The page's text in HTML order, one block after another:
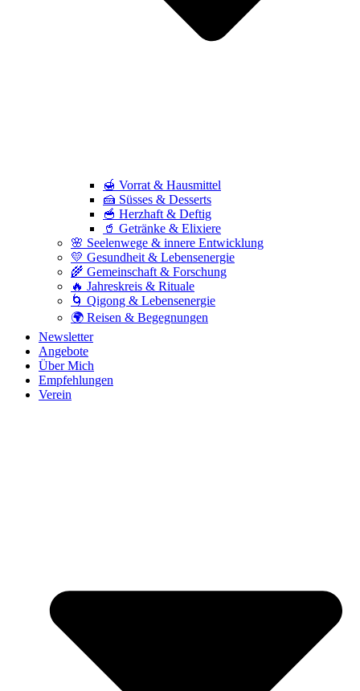
🍯 Vorrat & Hausmittel
🍰 Süsses & Desserts
🥣 Herzhaft & Deftig
🥤 Getränke & Elixiere
🌸 Seelenwege & innere Entwicklung
💛 Gesundheit & Lebensenergie
🌾 Gemeinschaft & Forschung
🔥 Jahreskreis & Rituale
🌀 Qigong & Lebensenergie
🌍 Reisen & Begegnungen
Newsletter
Angebote
Über Mich
Empfehlungen
Verein